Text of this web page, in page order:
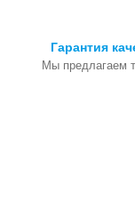
Гарантия
Мы предлагаем